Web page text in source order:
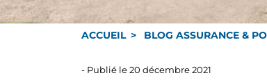
ACCUEIL BLOG ASSURANCE &
- Publié le 20 décembre 2021